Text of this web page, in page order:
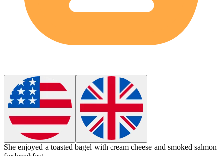
She enjoyed a toastedbagel with cream cheese and smoked salmon